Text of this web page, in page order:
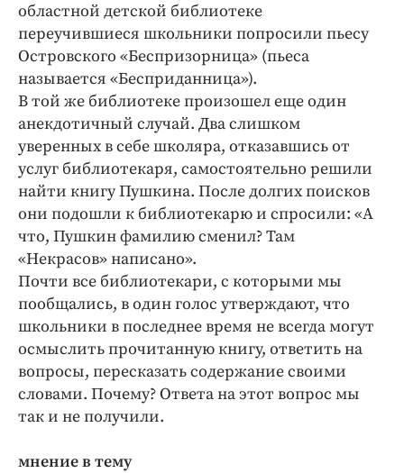
областной детской библиотеке
переучившиеся школьники попросили пьесу
Островского «Беспризорница» (пьеса
называется «Бесприданница»).
В той же библиотеке произошел еще один
анекдотичный случай. Два слишком
уверенных в себе школяра, отказавшись от
услуг библиотекаря, самостоятельно решили
найти книгу Пушкина. После долгих поисков
они подошли к библиотекарю и спросили: «А
что, Пушкин фамилию сменил? Там
«Некрасов» написано».
Почти все библиотекари, с которыми мы
пообщались, в один голос утверждают, что
школьники в последнее время не всегда могут
осмыслить прочитанную книгу, ответить на
вопросы, пересказать содержание своими
словами. Почему? Ответа на этот вопрос мы
так и не получили.
мнение в тему